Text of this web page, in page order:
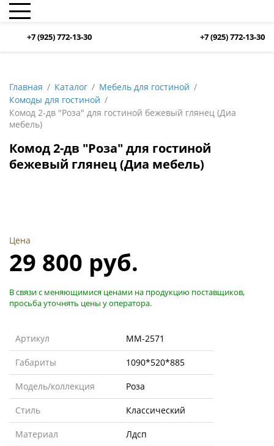
+7 (925) 772-13-30 +7 (925) 772-13-30
Главная Каталог
Мебель для гостиной
Комоды для гостиной
Комод 2-дв "Роза" для гостиной бежевый глянец (Диа
мебель)
Комод 2-дв "Роза" для гостиной
бежевый глянец (Диа мебель)
Цена
29 800 руб.
В связи с меняющимися ценами на продукцию поставщиков,
просьба уточнять цены у оператора.
Артикул MM-2571
Габариты 1090*520*885
Модель/коллекция Роза
Стиль Классический
Материал Лдсп